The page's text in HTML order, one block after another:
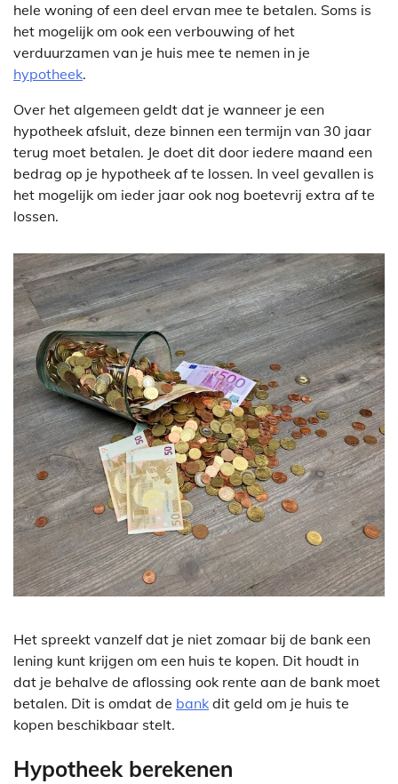
hele woning of een deel ervan mee te betalen. Soms is
het mogelijk om ook een verbouwing of het
verduurzamen van je huis mee te nemen in je
hypotheek.
Over het algemeen geldt dat je wanneer je een
hypotheek afsluit, deze binnen een termijn van 30 jaar
terug moet betalen. Je doet dit door iedere maand een
bedrag op je hypotheek af te lossen. In veel gevallen is
het mogelijk om ieder jaar ook nog boetevrij extra af te
lossen.
Het spreekt vanzelf dat je niet zomaar bij de bank een
lening kunt krijgen om een huis te kopen. Dit houdt in
dat je behalve de aflossing ook rente aan de bank moet
betalen. Dit is omdat de bank dit geld om je huis te
kopen beschikbaar stelt.
Hypotheek berekenen